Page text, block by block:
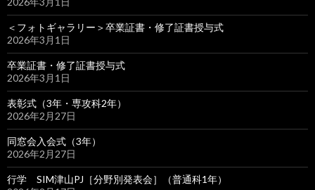
＜フォトギャラリー＞卒業証書・修了証書授与式
2026年3月1日
卒業証書・修了証書授与式
2026年3月1日
表彰式（3年・専攻科2年）
2026年2月27日
同窓会入会式（3年）
2026年2月27日
行学 SIM津山PJ［分野別発表会］（普通科1年）